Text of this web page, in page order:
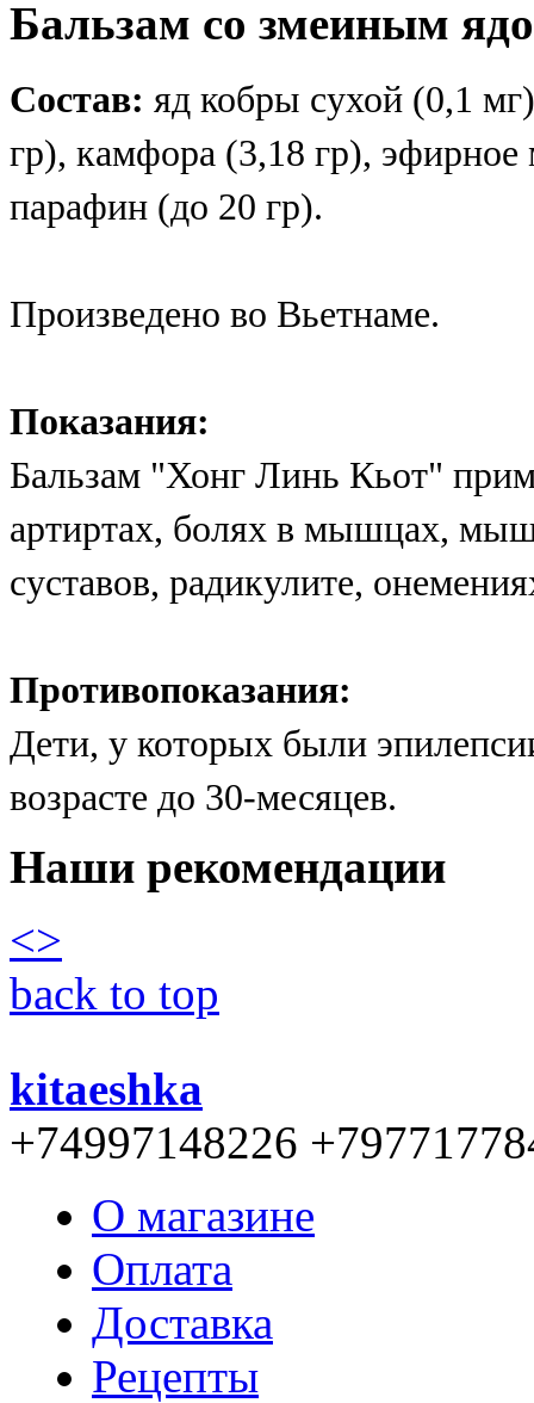
Бальзам со змеиным
Состав: яд кобры сухой (0,1
гр), камфора (3,18 гр),
парафин (до 20 гр).
Произведено во Вьетнаме.
Показания:
Бальзам "Хонг Линь Кьот"
артиртах, болях в мышцах,
суставов, радикулите,
Противопоказания:
Дети, у которых были
возрасте до 30-месяцев.
Наши рекомендации
<>
back to top
kitaeshka
+74997148226
О магазине
Оплата
Доставка
Рецепты